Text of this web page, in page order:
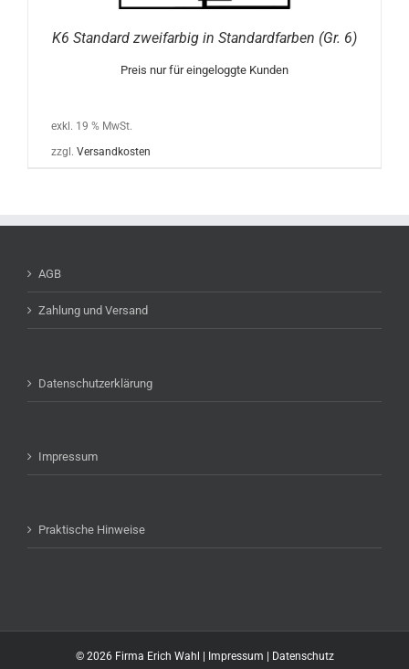
K6 Standard zweifarbig in Standardfarben (Gr. 6)
Preis nur für eingeloggte Kunden
exkl. 19 % MwSt.
zzgl. Versandkosten
AGB
Zahlung und Versand
Datenschutzerklärung
Impressum
Praktische Hinweise
© 2026 Firma Erich Wahl | Impressum Datenschutz